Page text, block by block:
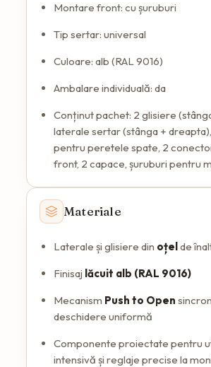
Montare front: cu șuruburi
Tip sertar: universal
Culoare: alb (RAL 9016)
Ambalare individuală: da
Conținut pachet: 2 glisiere
laterale sertar (stânga +
pentru peretele spate, 2
front, 2 capace, șuruburi pentru
Materiale
Laterale și glisiere din oțel de
Finisaj lăcuit alb (RAL 9016)
Mecanism Push to Open
deschidere uniformă
Componente proiectate pentru
intensivă și reglaje precise la